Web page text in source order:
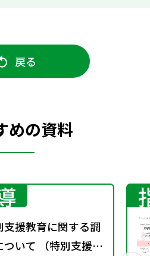
戻る
めの資料
支援教育に関する調
ついて （特別支援教